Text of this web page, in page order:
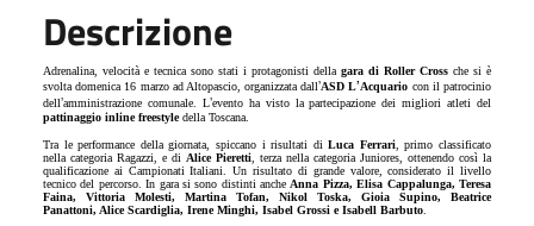
Descrizione
Adrenalina, velocità e tecnica sono stati i protagonisti della gara di Roller Cross che si è
svolta domenica 16 marzo ad Altopascio, organizzata dall’ASD L’Acquario con il patrocinio
dell’amministrazione comunale. L’evento ha visto la partecipazione dei migliori atleti del
pattinaggio inline freestyledella Toscana.
Tra le performance della giornata, spiccano i risultati diLuca Ferrari, primo classificato
nella categoria Ragazzi, e di Alice Pieretti , terza nella categoria Juniores, ottenendo così la
qualificazione ai Campionati Italiani. Un risultato di grande valore, considerato il livello
tecnico del percorso. In gara si sono distinti anche Anna Pizza, Elisa Cappalunga, Teresa
Faina, Vittoria Molesti, Martina Tofan, Nikol Toska, Gioia Supino, Beatrice
Panattoni, Alice Scardiglia, Irene Minghi, Isabel Grossi e Isabell Barbuto